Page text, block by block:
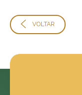
VOLTAR